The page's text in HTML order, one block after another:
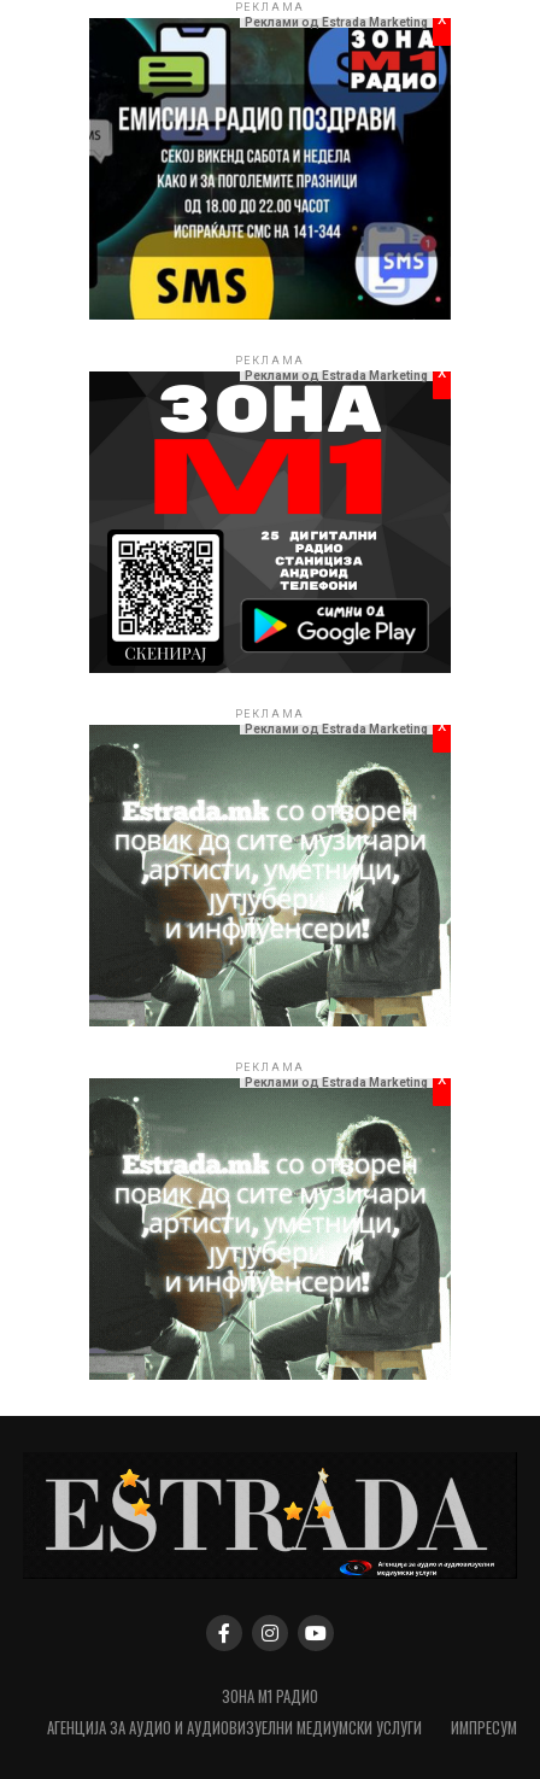
РЕКЛАМА
Реклами од Estrada Marketing x
РЕКЛАМА
Реклами од Estrada Marketing x
РЕКЛАМА
Реклами од Estrada Marketing x
РЕКЛАМА
Реклами од Estrada Marketing x
ЗОНА М1 РАДИО
АГЕНЦИЈА ЗА АУДИО И АУДИОВИЗУЕЛНИ МЕДИУМСКИ УСЛУГИ
ИМПРЕСУМ